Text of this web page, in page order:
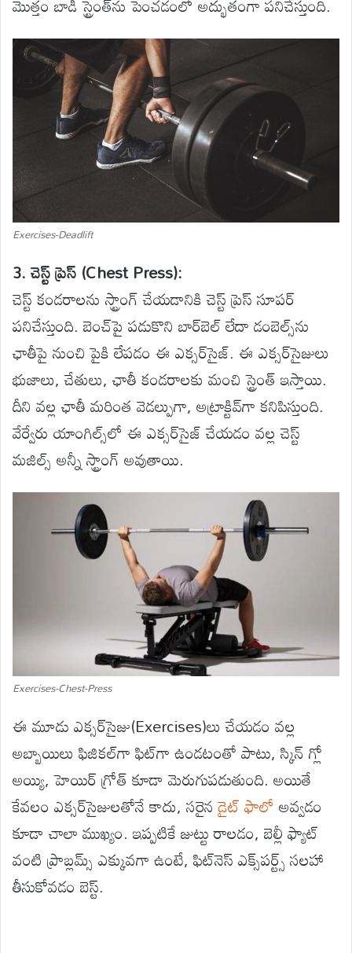
Exercises-Deadlift
3. చెస్ట్ ప్రెస్ (Chest Press):
చెస్ట్ కండరాలను స్ట్రాంగ్ చేయడానికి చెస్ట్ ప్రెస్ సూపర్
పనిచేస్తుంది. బెంచ్‌పై పడుకొని బార్‌బెల్ లేదా డంబెల్స్‌ను
ఛాతీపై నుంచి పైకి లేపడం ఈ ఎక్సర్‌సైజ్. ఈ ఎక్సర్‌సైజులు
భుజాలు, చేతులు, ఛాతీ కండరాలకు మంచి స్ట్రెంత్ ఇస్తాయి.
దీని వల్ల ఛాతీ మరింత వెడల్పుగా, అట్రాక్టివ్‌గా కనిపిస్తుంది.
వేర్వేరు యాంగిల్స్‌లో ఈ ఎక్సర్‌సైజ్ చేయడం వల్ల చెస్ట్
మజిల్స్ అన్నీ స్ట్రాంగ్ అవుతాయి.
Exercises-Chest-Press
ఈ మూడు ఎక్సర్‌సైజు(Exercises)లు చేయడం వల్ల
అబ్బాయిలు ఫిజికల్‌గా ఫిట్‌గా ఉండటంతో పాటు, స్కిన్ గ్లో
అయ్యి, హెయిర్ గ్రోత్ కూడా మెరుగుపడుతుంది. అయితే
కేవలం ఎక్సర్‌సైజులతోనే కాదు, సరైనడైట్ ఫాలో అవ్వడం
కూడా చాలా ముఖ్యం. ఇప్పటికే జుట్టు రాలడం, బెల్లీ ఫ్యాట్
వంటి ప్రాబ్లమ్స్ ఎక్కువగా ఉంటే, ఫిట్‌నెస్ ఎక్స్‌పర్ట్స్ సలహా
తీసుకోవడం బెస్ట్.